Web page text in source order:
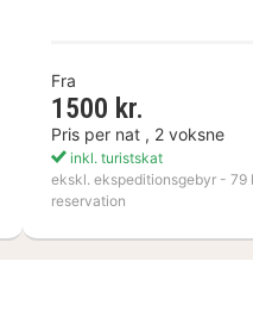
Mat & Vingård
Fra
1500 kr.
Pris per nat , 2 voksne
inkl. turistskat
ekskl. ekspeditionsgebyr - 79
reservation